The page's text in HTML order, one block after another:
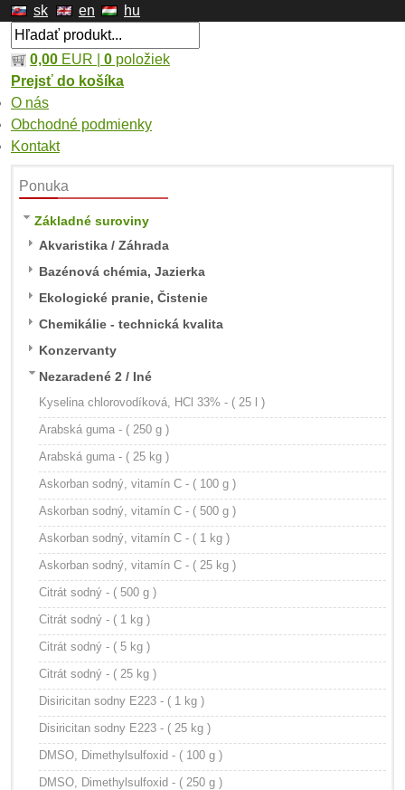
sk en hu
0,00 EUR | 0 položiek
Prejsť do košíka
O nás
Obchodné podmienky
Kontakt
Ponuka
Základné suroviny
Akvaristika / Záhrada
Bazénová chémia, Jazierka
Ekologické pranie, Čistenie
Chemikálie - technická kvalita
Konzervanty
Nezaradené 2 / Iné
Kyselina chlorovodíková, HCl 33% - ( 25 l )
Arabská guma - ( 250 g )
Arabská guma - ( 25 kg )
Askorban sodný, vitamín C - ( 100 g )
Askorban sodný, vitamín C - ( 500 g )
Askorban sodný, vitamín C - ( 1 kg )
Askorban sodný, vitamín C - ( 25 kg )
Citrát sodný - ( 500 g )
Citrát sodný - ( 1 kg )
Citrát sodný - ( 5 kg )
Citrát sodný - ( 25 kg )
Disiricitan sodny E223 - ( 1 kg )
Disiricitan sodny E223 - ( 25 kg )
DMSO, Dimethylsulfoxid - ( 100 g )
DMSO, Dimethylsulfoxid - ( 250 g )